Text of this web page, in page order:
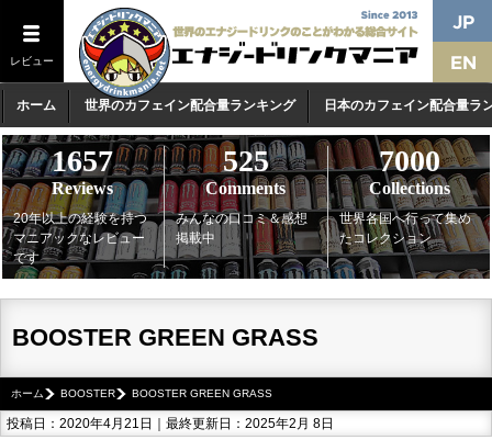
レビュー
ホーム 世界のカフェイン配合量ランキング 日本のカフェイン配合量ラ
1657
Reviews
20年以上の経験を持つ
マニアックなレビュー
です
525
Comments
みんなの口コミ＆感想
掲載中
7000
Collections
世界各国へ行って集め
たコレクション
BOOSTER GREEN GRASS
ホーム BOOSTER BOOSTER GREEN GRASS
投稿日：2020年4月21日｜最終更新日：2025年2月 8日